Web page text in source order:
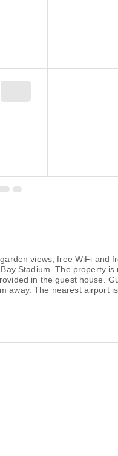
views, free WiFi and
Stadium. The property
in the guest house.
away. The nearest airport